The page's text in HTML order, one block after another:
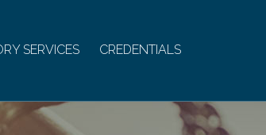
SERVICES CREDENTIALS